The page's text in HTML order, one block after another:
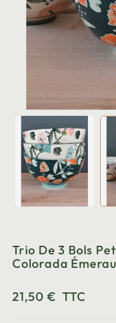
Trio De 3 Bols
Colorada
21,50 € TTC